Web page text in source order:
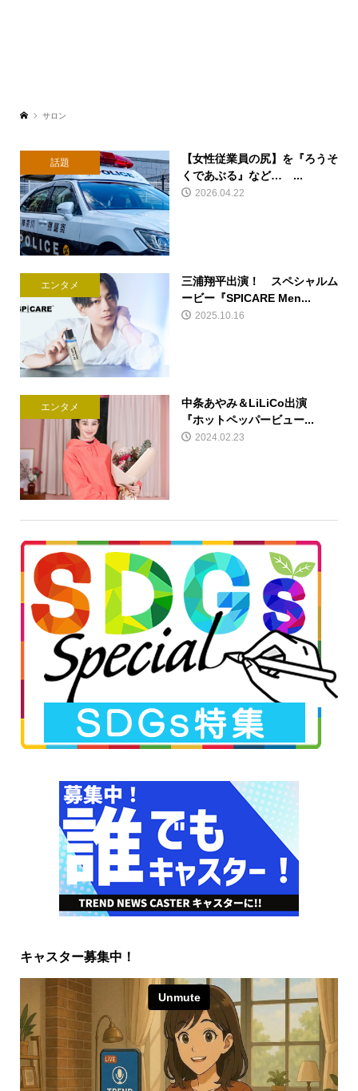
サロン
話題
【女性従業員の尻】を『ろうそ
くであぶる』など… ...
2026.04.22
エンタメ
三浦翔平出演！ スペシャルム
ービー『SPICARE Men...
2025.10.16
エンタメ
中条あやみ＆LiLiCo出演
『ホットペッパービュー...
2024.02.23
キャスター募集中！